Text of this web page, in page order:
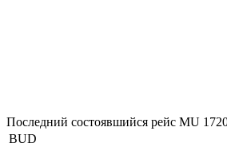
Последний состоявшийся рейс MU
BUD